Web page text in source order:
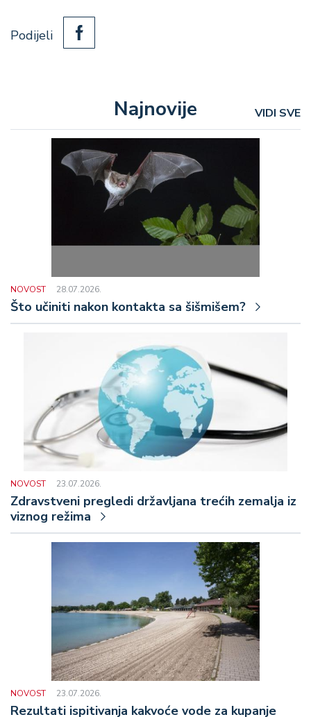
Podijeli
Najnovije VIDI SVE
NOVOST 28.07.2026.
Što učiniti nakon kontakta sa šišmišem?
NOVOST 23.07.2026.
Zdravstveni pregledi državljana trećih zemalja iz
viznog režima
NOVOST 23.07.2026.
Rezultati ispitivanja kakvoće vode za kupanje